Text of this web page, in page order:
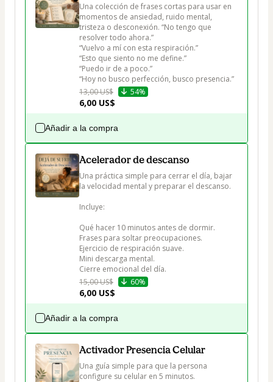
Una colección de frases cortas para usar en
momentos de ansiedad, ruido mental,
tristeza o desconexión. “No tengo que
resolver todo ahora.”
“Vuelvo a mí con esta respiración.”
“Esto que siento no me define.”
“Puedo ir de a poco.”
“Hoy no busco perfección, busco presencia.”
13,00 US$
54%
6,00 US$
Añadir a la compra
Acelerador de descanso
Una práctica simple para cerrar el día, bajar
la velocidad mental y preparar el descanso.
Incluye:
Qué hacer 10 minutos antes de dormir.
Frases para soltar preocupaciones.
Ejercicio de respiración suave.
Mini descarga mental.
Cierre emocional del día.
15,00 US$
60%
6,00 US$
Añadir a la compra
Activador Presencia Celular
Una guía simple para que la persona
configure su celular en 5 minutos.